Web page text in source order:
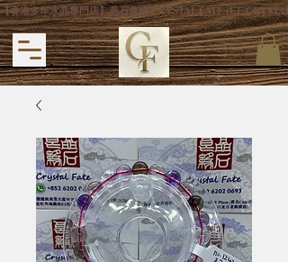
【香港多年水晶專門店】晶石良緣 CRYSTAL FATE (CF